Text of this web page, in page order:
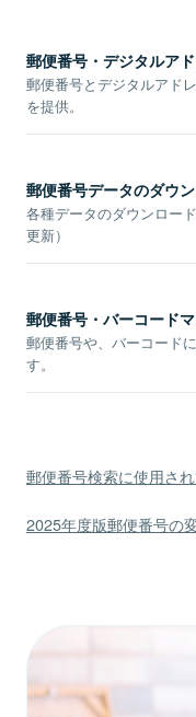
郵便番号・デジタルア
郵便番号とデジタルアド
を提供。
郵便番号データのダウ
各種データのダウンロー
更新）
郵便番号・バーコード
郵便番号や、バーコード
す。
郵便番号検索に使用さ
2025年度版郵便番号の